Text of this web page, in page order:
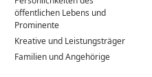
öffentlichen Lebens und
Prominente
Kreative und Leistungsträger
Familien und Angehörige